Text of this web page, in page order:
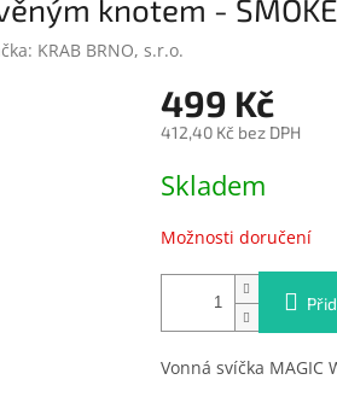
knotem -
KRAB BRNO, s.r.o.
499 Kč
412,40 Kč bez DPH
cena:
Skladem
Možnosti doručení
Vonná svíčka MAGIC